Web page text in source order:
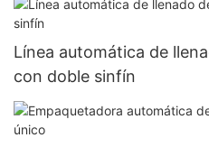
Línea automática de
con doble sinfín